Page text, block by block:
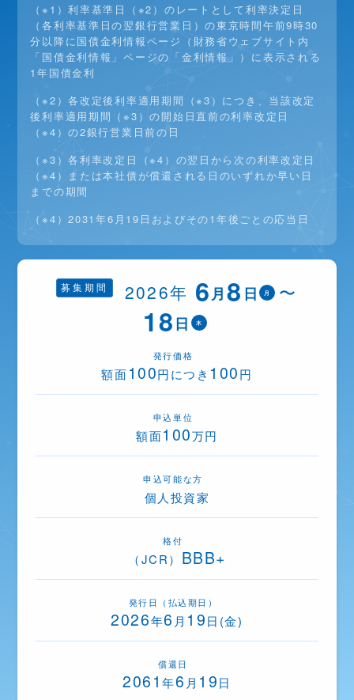
（※1）利率基準日（※2）のレートとして利率決定日
（各利率基準日の翌銀行営業日）の東京時間午前9時30
分以降に国債金利情報ページ（財務省ウェブサイト内
「国債金利情報」ページの「金利情報」）に表示される
1年国債金利
（※2）各改定後利率適用期間（※3）につき、当該改定
後利率適用期間（※3）の開始日直前の利率改定日
（※4）の2銀行営業日前の日
（※3）各利率改定日（※4）の翌日から次の利率改定日
（※4）または本社債が償還される日のいずれか早い日
までの期間
（※4）2031年6月19日およびその1年後ごとの応当日
募集期間 2026年 6月8 日 月 〜
18日 木
発行価格
額面100円につき 100円
申込単位
額面100万円
申込可能な方
個人投資家
格付
（JCR） BBB+
発行日（払込期日）
2026年6 月 19日(金)
償還日
2061年6 月 19日